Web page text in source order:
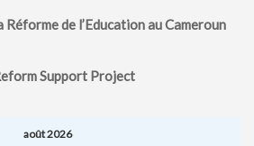
Réforme de l’Education au Cameroun
Support Project
août 2026